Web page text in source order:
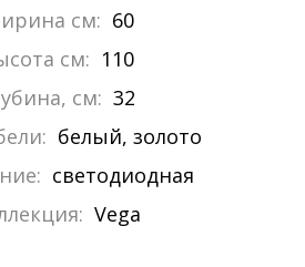
см: 60
см: 110
см: 32
белый, золото
светодиодная
Vega